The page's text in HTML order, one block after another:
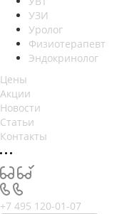
УЗИ
Уролог
Физиотерапевт
Эндокринолог
Цены
Акции
Новости
Статьи
Контакты
+7 495 120-01-07